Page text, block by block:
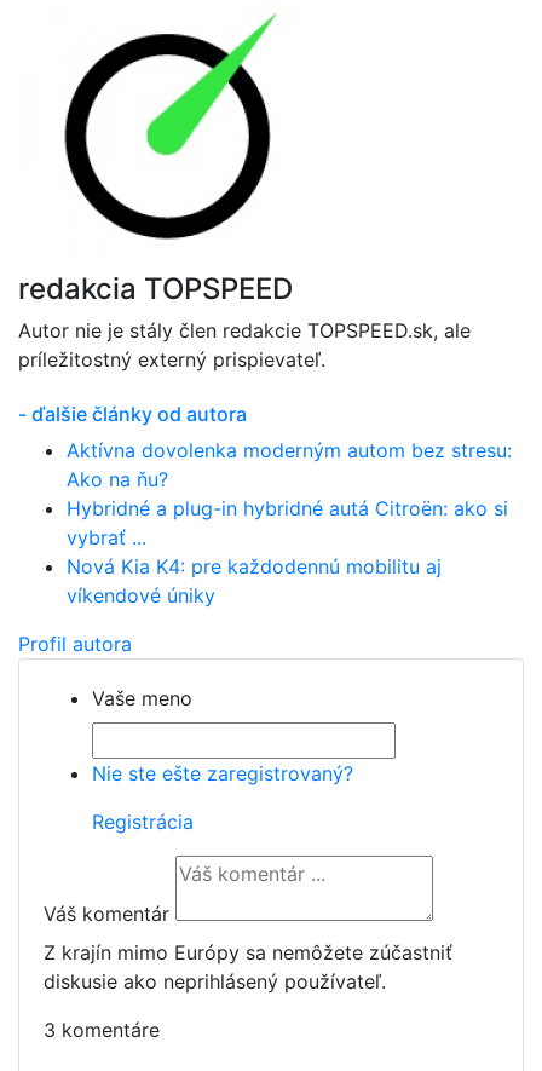
redakcia TOPSPEED
Autor nie je stály člen redakcie TOPSPEED.sk, ale
príležitostný externý prispievateľ.
- ďalšie články od autora
Aktívna dovolenka moderným autom bez stresu:
Ako na ňu?
Hybridné a plug-in hybridné autá Citroën: ako si
vybrať ...
Nová Kia K4: pre každodennú mobilitu aj
víkendové úniky
Profil autora
Vaše meno
Nie ste ešte zaregistrovaný?
Registrácia
Váš komentár
Z krajín mimo Európy sa nemôžete zúčastniť
diskusie ako neprihlásený používateľ.
3 komentáre